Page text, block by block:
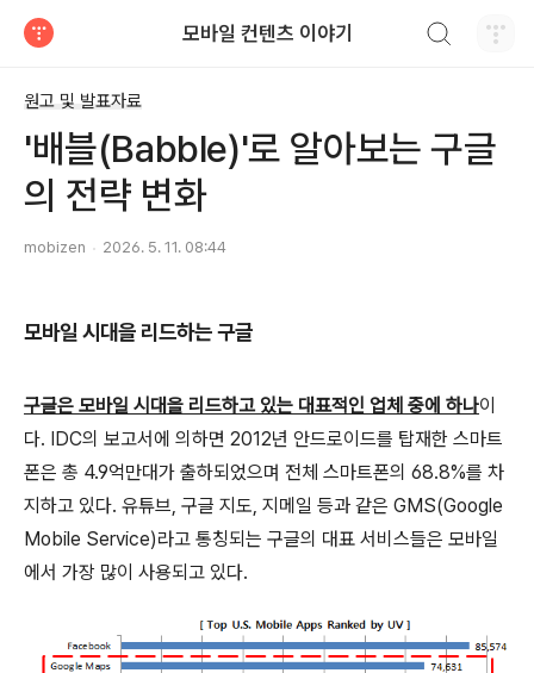
모바일 컨텐츠 이야기
원고 및 발표자료
'배블(Babble)'로 알아보는 구글
의 전략 변화
mobizen 2026. 5. 11. 08:44
모바일 시대을 리드하는 구글
구글은 모바일 시대을 리드하고 있는 대표적인 업체 중에 하나이
다. IDC의 보고서에 의하면 2012년 안드로이드를 탑재한 스마트
폰은 총 4.9억만대가 출하되었으며 전체 스마트폰의 68.8%를 차
지하고 있다. 유튜브, 구글 지도, 지메일 등과 같은 GMS(Google
Mobile Service)라고 통칭되는 구글의 대표 서비스들은 모바일
에서 가장 많이 사용되고 있다.